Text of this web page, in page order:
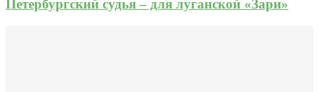
Петербургский судья – для луганской «Зари»